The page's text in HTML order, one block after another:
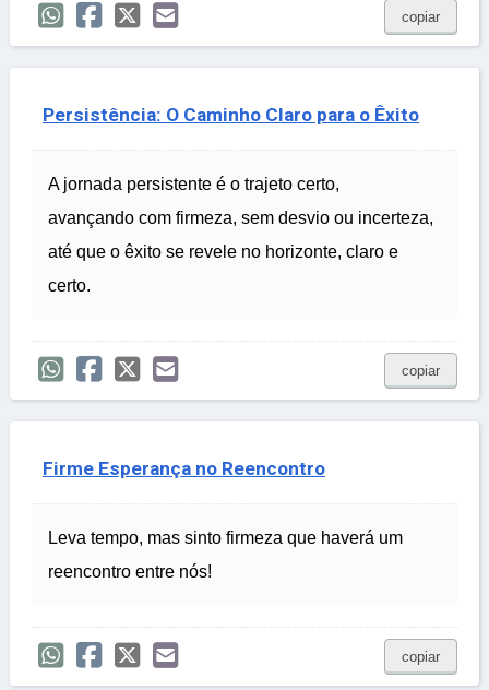
copiar
Persistência: O Caminho Claro para o Êxito
A jornada persistente é o trajeto certo,
avançando com firmeza, sem desvio ou incerteza,
até que o êxito se revele no horizonte, claro e
certo.
copiar
Firme Esperança no Reencontro
Leva tempo, mas sinto firmeza que haverá um
reencontro entre nós!
copiar